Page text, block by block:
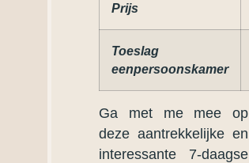
Prijs
Toeslag
eenpersoonskamer
Ga met me mee op
deze aantrekkelijke en
interessante 7-daagse